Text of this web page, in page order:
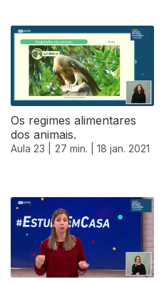
Os regimes alimentares
dos animais.
Aula 23 | 27 min. | 18 jan. 2021
519224